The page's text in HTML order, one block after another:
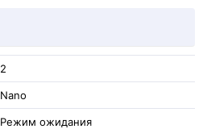
2
Nano
Режим ожидания